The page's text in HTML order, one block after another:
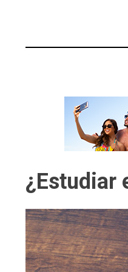
¿Estudiar